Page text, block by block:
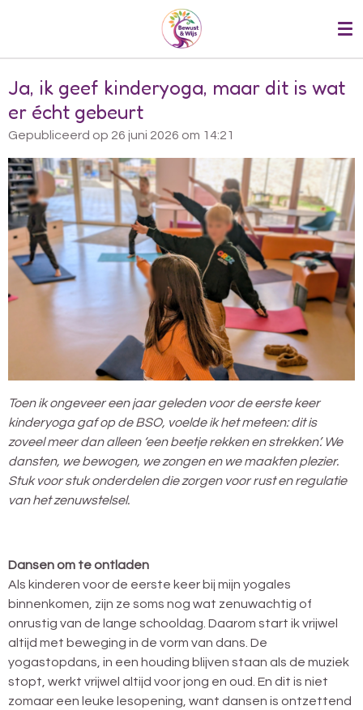
naar
hoofdinhoud
Ja, ik geef kinderyoga, maar dit is wat
er écht gebeurt
Gepubliceerd op 26 juni 2026 om 14:21
Toen ik ongeveer een jaar geleden voor de eerste keer
kinderyoga gaf op de BSO, voelde ik het meteen: dit is
zoveel meer dan alleen ‘een beetje rekken en strekken’. We
dansten, we bewogen, we zongen en we maakten plezier.
Stuk voor stuk onderdelen die zorgen voor rust en regulatie
van het zenuwstelsel.
Dansen om te ontladen
Als kinderen voor de eerste keer bij mijn yogales
binnenkomen, zijn ze soms nog wat zenuwachtig of
onrustig van de lange schooldag. Daarom start ik vrijwel
altijd met beweging in de vorm van dans. De
yogastopdans, in een houding blijven staan als de muziek
stopt, werkt vrijwel altijd voor jong en oud. En dit is niet
zomaar een leuke lesopening, want dansen is ontzettend